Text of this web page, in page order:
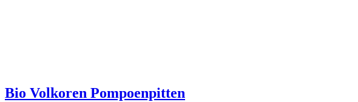
Bio Volkoren Pompoenpitten